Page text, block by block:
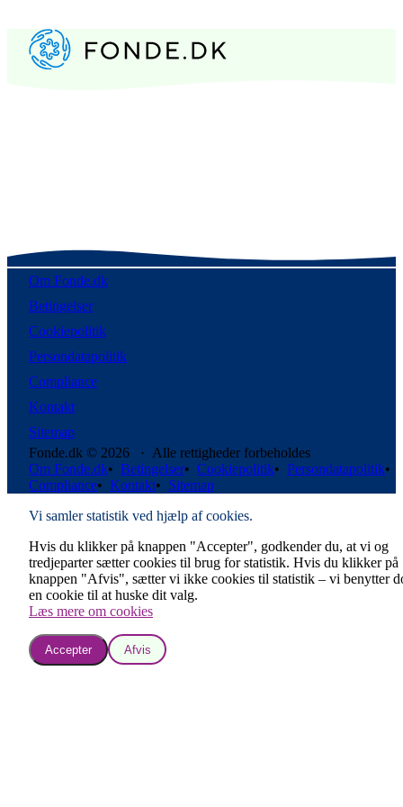
Om Fonde.dk
Betingelser
Cookiepolitik
Persondatapolitik
Compliance
Kontakt
Sitemap
Fonde.dk © 2026 · Alle rettigheder forbeholdes
Om Fonde.dk• Betingelser• Cookiepolitik• Persondatapolitik•
Compliance• Kontakt• Sitemap
Vi samler statistik ved hjælp af cookies.
Hvis du klikker på knappen "Accepter", godkender du, at vi og
tredjeparter sætter cookies til brug for statistik. Hvis du klikker på
knappen "Afvis", sætter vi ikke cookies til statistik – vi benytter
en cookie til at huske dit valg.
Læs mere om cookies
Accepter Afvis